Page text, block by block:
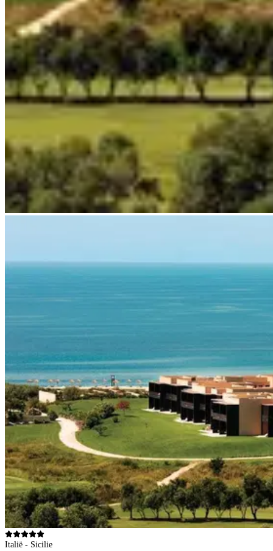
Italië - Sicilie